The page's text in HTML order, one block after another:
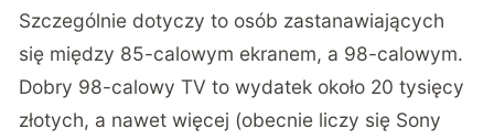
Szczególnie dotyczy to osób zastanawiających
się między 85-calowym ekranem, a 98-calowym.
Dobry 98-calowy TV to wydatek około 20 tysięcy
złotych, a nawet więcej (obecnie liczy się Sony